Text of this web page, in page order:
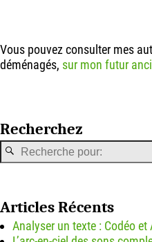
Vous pouvez consulter mes
déménagés, sur mon futur
Recherchez
Articles Récents
Analyser un texte : Codéo et